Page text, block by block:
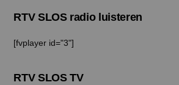
RTV SLOS radio luisteren
[fvplayer id="3"]
RTV SLOS TV